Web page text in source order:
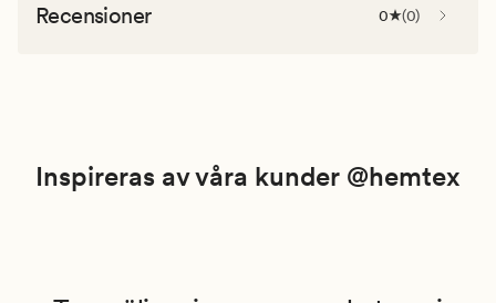
Recensioner 0 (0)
Inspireras av våra kunder @hemtex